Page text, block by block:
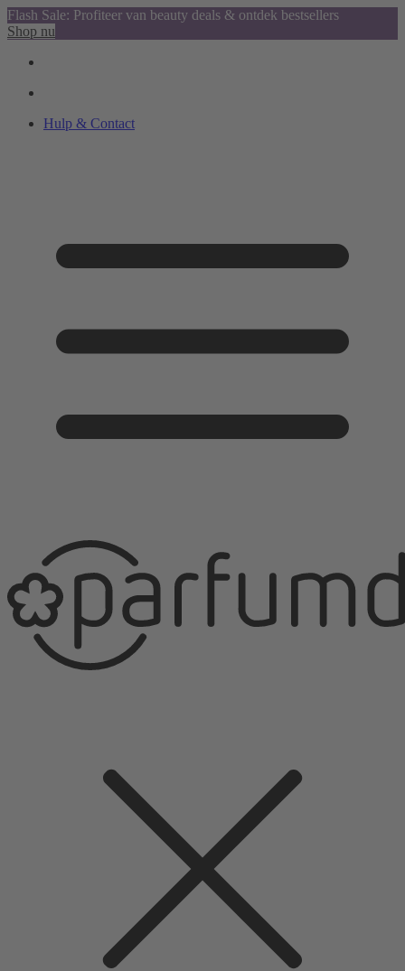
Flash Sale: Profiteer van beauty deals & ontdek bestsellers
Shop nu
Hulp & Contact